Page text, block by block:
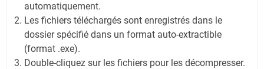
automatiquement.
Les fichiers téléchargés sont enregistrés dans le
dossier spécifié dans un format auto-extractible
(format .exe).
Double-cliquez sur les fichiers pour les décompresser.